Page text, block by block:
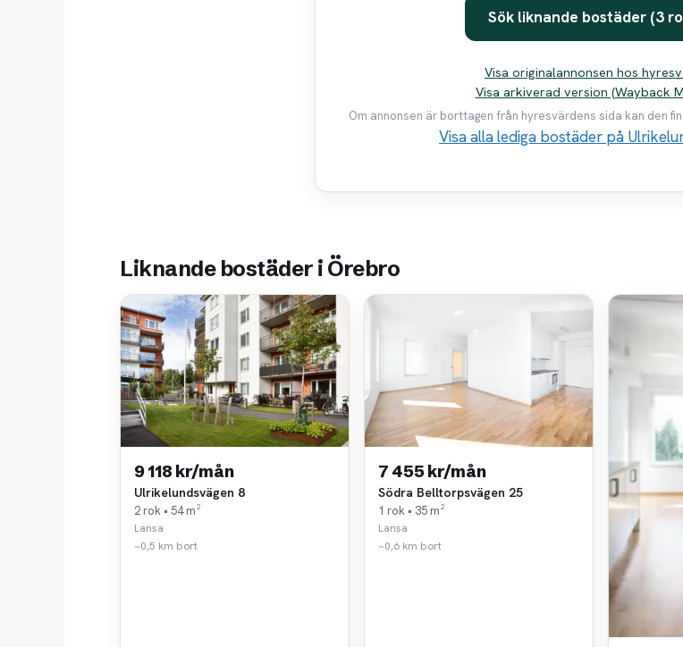
Sök liknande bostäder (3
Visa originalannonsen hos
Visa arkiverad version (Wayback
Om annonsen är borttagen från hyresvärdens sida kan den
Visa alla lediga bostäder på
Liknande bostäder i Örebro
9 118 kr/mån
Ulrikelundsvägen 8
2 rok • 54 m²
Lansa
~0,5 km bort
7 455 kr/mån
Södra Belltorpsvägen 25
1 rok • 35 m²
Lansa
~0,6 km bort